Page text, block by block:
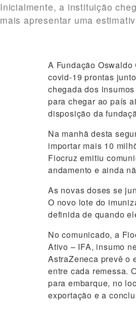
Inicialmente, a instituição
mais apresentar uma
A Fundação
covid-19 prontas
chegada dos
para chegar ao país
disposição da
Na manhã desta
importar mais 10
Fiocruz emitiu
andamento e ainda
As novas doses se
O novo lote do
definida de quando
No comunicado, a
Ativo – IFA, insumo
AstraZeneca prevê o
entre cada remessa.
para embarque, no
exportação e a